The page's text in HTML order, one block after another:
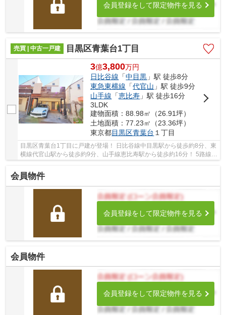
会員登録をして限定物件を見る
売買 | 中古一戸建 目黒区青葉台1丁目
3億3,800万円
日比谷線 「中目黒 」駅 徒歩8分
東急東横線 「代官山 」駅 徒歩9分
山手線 「恵比寿 」駅 徒歩16分
3LDK
建物面積：88.98㎡（26.91坪）
土地面積：77.23㎡（23.36坪）
東京都目黒区青葉台 １丁目
目黒区青葉台1丁目に戸建が登場！ 日比谷線中目黒駅から徒歩約8分、東
横線代官山駅から徒歩約9分、山手線恵比寿駅から徒歩約16分！ 5路線3
駅利用可能な大変便利な立地に位置した物件で...
会員物件
会員登録をして限定物件を見る
会員物件
会員登録をして限定物件を見る